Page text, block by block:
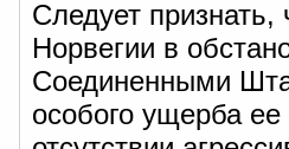
Следует признать,
Норвегии в
Соединенными
особого ущерба